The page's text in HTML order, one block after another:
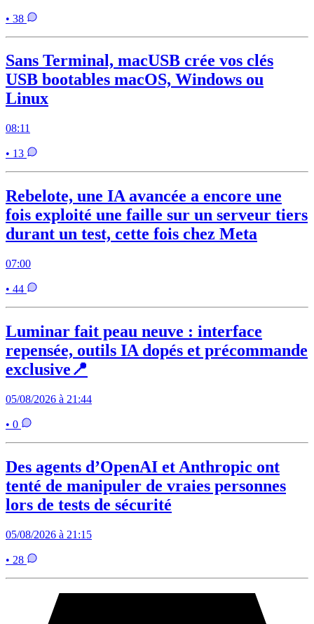
• 38
Sans Terminal, macUSB crée vos clés
USB bootables macOS, Windows ou
Linux
08:11
• 13
Rebelote, une IA avancée a encore une
fois exploité une faille sur un serveur tiers
durant un test, cette fois chez Meta
07:00
• 44
Luminar fait peau neuve : interface
repensée, outils IA dopés et précommande
exclusive📍
05/08/2026 à 21:44
• 0
Des agents d’OpenAI et Anthropic ont
tenté de manipuler de vraies personnes
lors de tests de sécurité
05/08/2026 à 21:15
• 28